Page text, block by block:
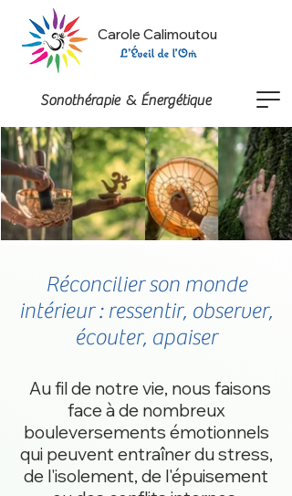
Sonothérapie & Énergétique
Carole Calimoutou
Réconcilier son monde
intérieur : ressentir, observer,
écouter, apaiser
Au fil de notre vie, nous faisons
face à de nombreux
bouleversements émotionnels
qui peuvent entraîner du stress,
de l'isolement, de l'épuisement